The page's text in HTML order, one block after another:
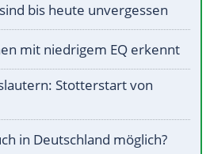
bis heute unvergessen
mit niedrigem EQ erkennt
Stotterstart von
in Deutschland möglich?